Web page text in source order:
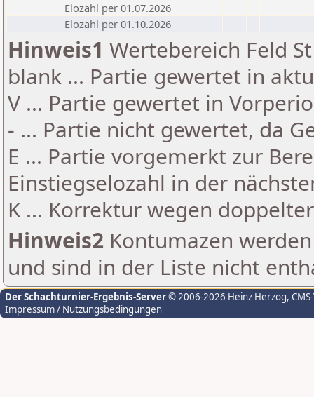
Elozahl per 01.07.2026
Elozahl per 01.10.2026
Hinweis1 Wertebereich Feld
blank ... Partie gewertet in
V ... Partie gewertet in
- ... Partie nicht gewertet, da
E ... Partie vorgemerkt zur
Einstiegselozahl in der
K ... Korrektur wegen
Hinweis2 Kontumazen
und sind in der Liste nicht
Der Schachturnier-Ergebnis-Server© 2006-2026 Heinz Herzog,
Impressum / Nutzungsbedingungen